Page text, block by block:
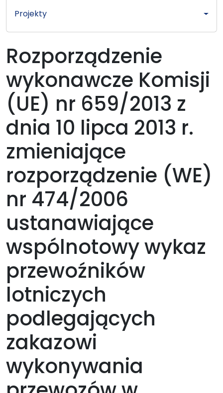
Projekty
Rozporządzenie
wykonawcze Komisji
(UE) nr 659/2013 z
dnia 10 lipca 2013 r.
zmieniające
rozporządzenie (WE)
nr 474/2006
ustanawiające
wspólnotowy wykaz
przewoźników
lotniczych
podlegających
zakazowi
wykonywania